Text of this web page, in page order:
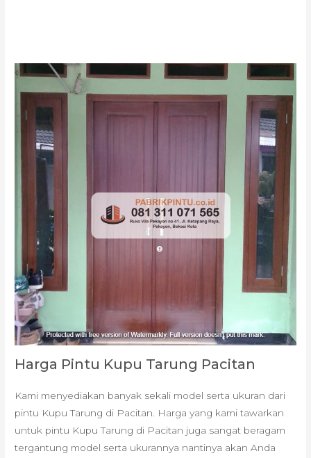
Harga Pintu Kupu Tarung Pacitan
Kami menyediakan banyak sekali model serta ukuran dari
pintu Kupu Tarung di Pacitan. Harga yang kami tawarkan
untuk pintu Kupu Tarung di Pacitan juga sangat beragam
tergantung model serta ukurannya nantinya akan Anda